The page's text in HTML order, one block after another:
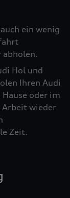
ein wenig
abholen.
Hol und
Ihren Audi
oder im
Arbeit wieder
Zeit.